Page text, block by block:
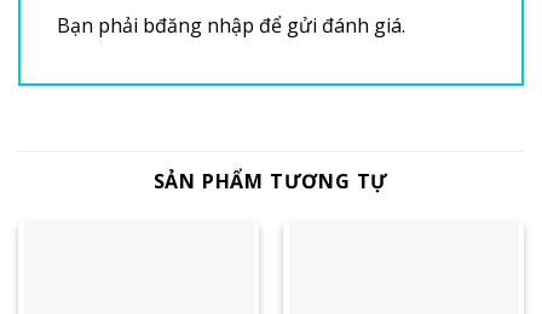
Bạn phải bđăng nhập để gửi đánh giá.
SẢN PHẨM TƯƠNG TỰ